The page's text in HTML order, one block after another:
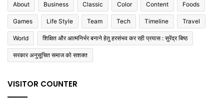
About Business Classic Color Content Foods
Games Life Style Team Tech Timeline Travel
World शिक्षित और आत्मनिर्भर बनाने हेतु हरसंभव कर रही प्रयास : सुरेंद्र बिष्ठ
सरकार अनुसूचित समाज को सशक्त
VISITOR COUNTER